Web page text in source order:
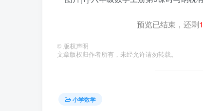
预览已结束，还剩1
© 版权声明
文章版权归作者所有，未经允许请勿转载。
小学数学